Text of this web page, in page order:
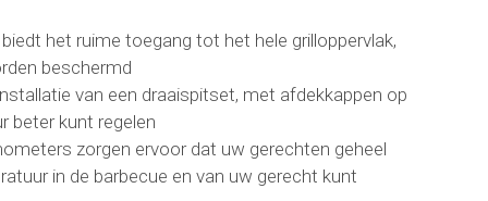
het ruime toegang tot het hele grilloppervlak,
beschermd
van een draaispitset, met afdekkappen op
beter kunt regelen
zorgen ervoor dat uw gerechten geheel
in de barbecue en van uw gerecht kunt